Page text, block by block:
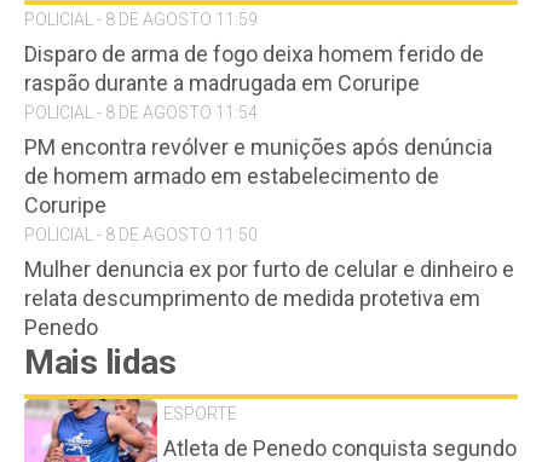
POLICIAL - 8 DE AGOSTO 11:59
Disparo de arma de fogo deixa homem ferido de
raspão durante a madrugada em Coruripe
POLICIAL - 8 DE AGOSTO 11:54
PM encontra revólver e munições após denúncia
de homem armado em estabelecimento de
Coruripe
POLICIAL - 8 DE AGOSTO 11:50
Mulher denuncia ex por furto de celular e dinheiro e
relata descumprimento de medida protetiva em
Penedo
Mais lidas
ESPORTE
Atleta de Penedo conquista segundo